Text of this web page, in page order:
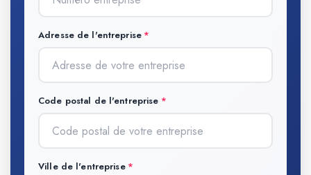
Adresse de l'entreprise
Code postal de l'entreprise
Ville de l'entreprise